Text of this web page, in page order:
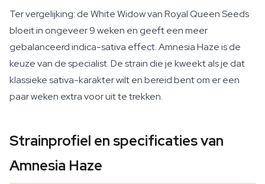
Ter vergelijking: de White Widow van Royal Queen Seeds
bloeit in ongeveer 9 weken en geeft een meer
gebalanceerd indica-sativa effect. Amnesia Haze is de
keuze van de specialist. De strain die je kweekt als je dat
klassieke sativa-karakter wilt en bereid bent om er een
paar weken extra voor uit te trekken.
Strainprofiel en specificaties van
Amnesia Haze